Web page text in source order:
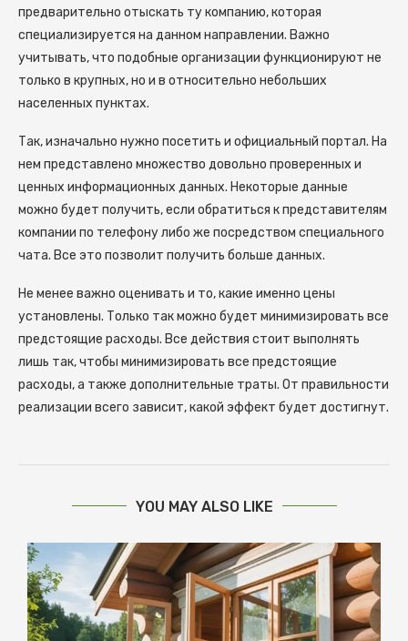
предварительно отыскать ту компанию, которая
специализируется на данном направлении. Важно
учитывать, что подобные организации функционируют не
только в крупных, но и в относительно небольших
населенных пунктах.
Так, изначально нужно посетить и официальный портал. На
нем представлено множество довольно проверенных и
ценных информационных данных. Некоторые данные
можно будет получить, если обратиться к представителям
компании по телефону либо же посредством специального
чата. Все это позволит получить больше данных.
Не менее важно оценивать и то, какие именно цены
установлены. Только так можно будет минимизировать все
предстоящие расходы. Все действия стоит выполнять
лишь так, чтобы минимизировать все предстоящие
расходы, а также дополнительные траты. От правильности
реализации всего зависит, какой эффект будет достигнут.
YOU MAY ALSO LIKE